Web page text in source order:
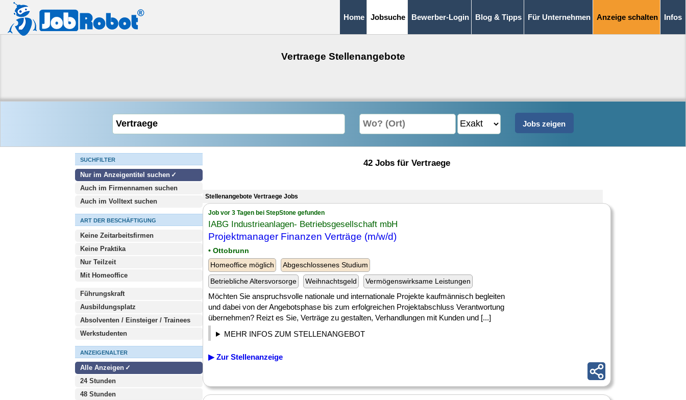
Home Jobsuche Bewerber-Login Blog & Tipps Für Unternehmen Anzeige schalten Infos
Vertraege Stellenangebote
SUCHFILTER
Nur im Anzeigentitel suchen
Auch im Firmennamen suchen
Auch im Volltext suchen
ART DER BESCHÄFTIGUNG
Keine Zeitarbeitsfirmen
Keine Praktika
Nur Teilzeit
Mit Homeoffice
Führungskraft
Ausbildungsplatz
Absolventen / Einsteiger / Trainees
Werkstudenten
ANZEIGENALTER
Alle Anzeigen
24 Stunden
48 Stunden
42 Jobs für Vertraege
Stellenangebote Vertraege Jobs
Job vor 3 Tagen bei StepStone gefunden
IABG Industrieanlagen- Betriebsgesellschaft mbH
Projektmanager Finanzen Verträge (m/w/d)
• Ottobrunn
Homeoffice möglich
Abgeschlossenes Studium
Betriebliche Altersvorsorge
Weihnachtsgeld Vermögenswirksame Leistungen
Möchten Sie anspruchsvolle nationale und internationale Projekte kaufmännisch begleiten
und dabei von der Angebotsphase bis zum erfolgreichen Projektabschluss Verantwortung
übernehmen? Reizt es Sie, Verträge zu gestalten, Verhandlungen mit Kunden und [...]
MEHR INFOS ZUM STELLENANGEBOT
▶ Zur Stellenanzeige